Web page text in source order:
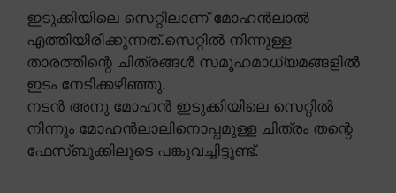
ഇടുക്കിയിലെ സെറ്റിലാണ് മോഹൻലാൽ
എത്തിയിരിക്കുന്നത്.സെറ്റിൽ നിന്നുള്ള
താരത്തിന്റെ ചിത്രങ്ങൾ സമൂഹമാധ്യമങ്ങളിൽ
ഇടം നേടിക്കഴിഞ്ഞു.
നടൻ അനു മോഹൻ ഇടുക്കിയിലെ സെറ്റിൽ
നിന്നും മോഹൻലാലിനൊപ്പമുള്ള ചിത്രം തന്റെ
ഫേസ്ബുക്കിലൂടെ പങ്കുവച്ചിട്ടുണ്ട്.